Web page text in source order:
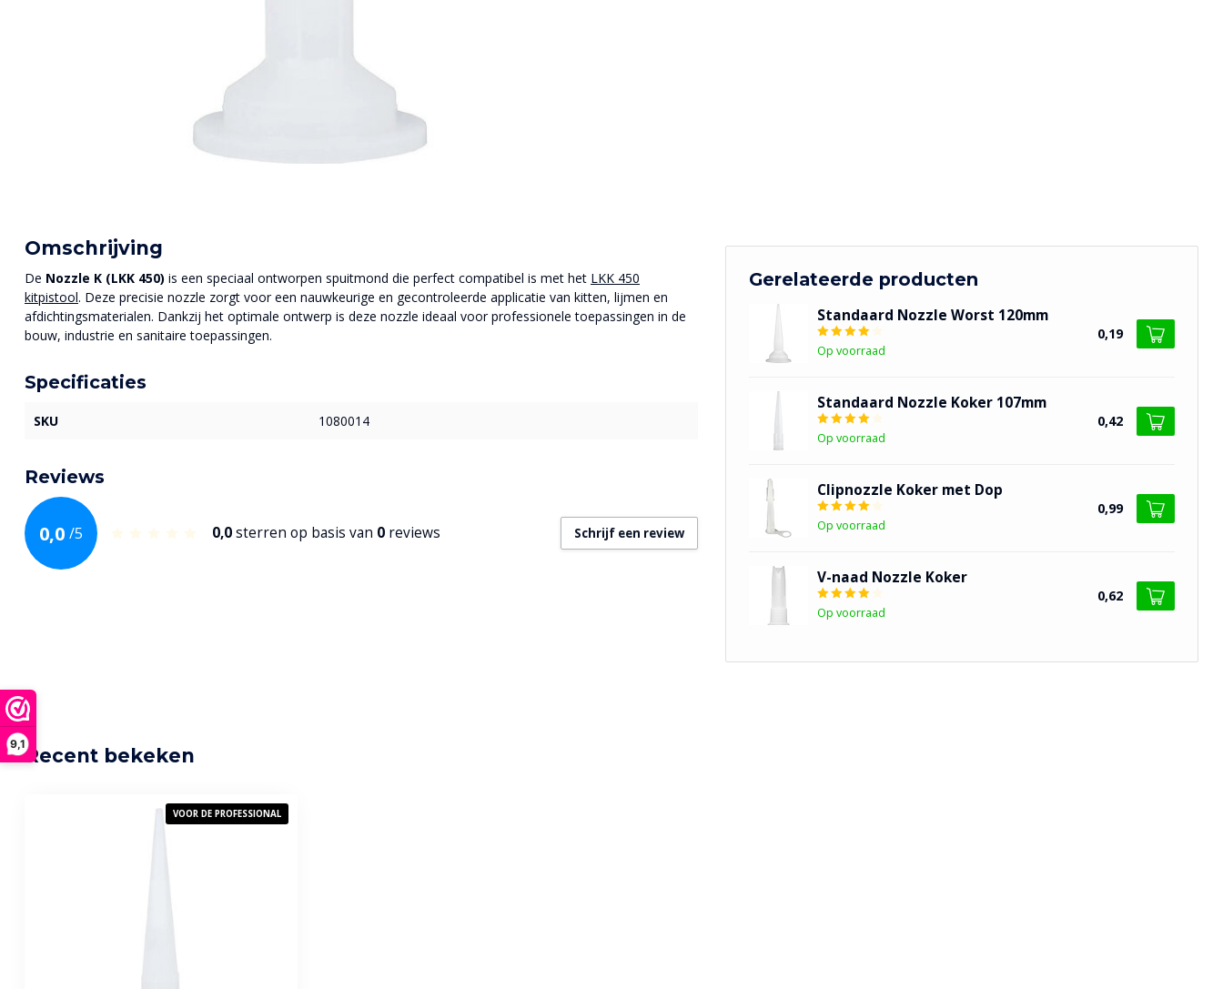
9,1
Omschrijving
De Nozzle K (LKK 450) is een speciaal ontworpen spuitmond die perfect compatibel is met het LKK 450
kitpistool. Deze precisie nozzle zorgt voor een nauwkeurige en gecontroleerde applicatie van kitten, lijmen en
afdichtingsmaterialen. Dankzij het optimale ontwerp is deze nozzle ideaal voor professionele toepassingen in de
bouw, industrie en sanitaire toepassingen.
Specificaties
SKU 1080014
Reviews
0,0 /5 0,0sterren op basis van 0 reviews Schrijf een review
Gerelateerde producten
Standaard Nozzle Worst 120mm
Op voorraad
0,19
Standaard Nozzle Koker 107mm
Op voorraad
0,42
Clipnozzle Koker met Dop
Op voorraad
0,99
V-naad Nozzle Koker
Op voorraad
0,62
Recent bekeken
VOOR DE PROFESSIONAL